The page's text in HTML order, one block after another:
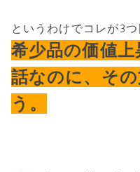
というわけでコレが3つ
希少品の価値
話なのに、そ
う。